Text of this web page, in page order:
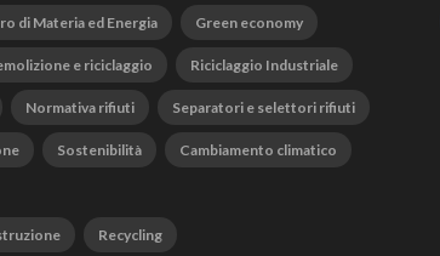
di Materia ed Energia Green economy
e riciclaggio Riciclaggio Industriale
Normativa rifiuti Separatori e selettori rifiuti
Sostenibilità Cambiamento climatico
Recycling